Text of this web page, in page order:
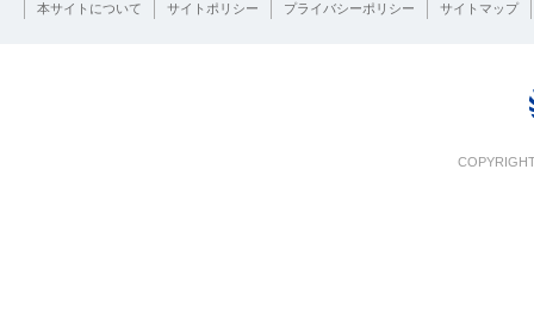
本サイトについて サイトポリシー プライバシーポリシー サイトマップ